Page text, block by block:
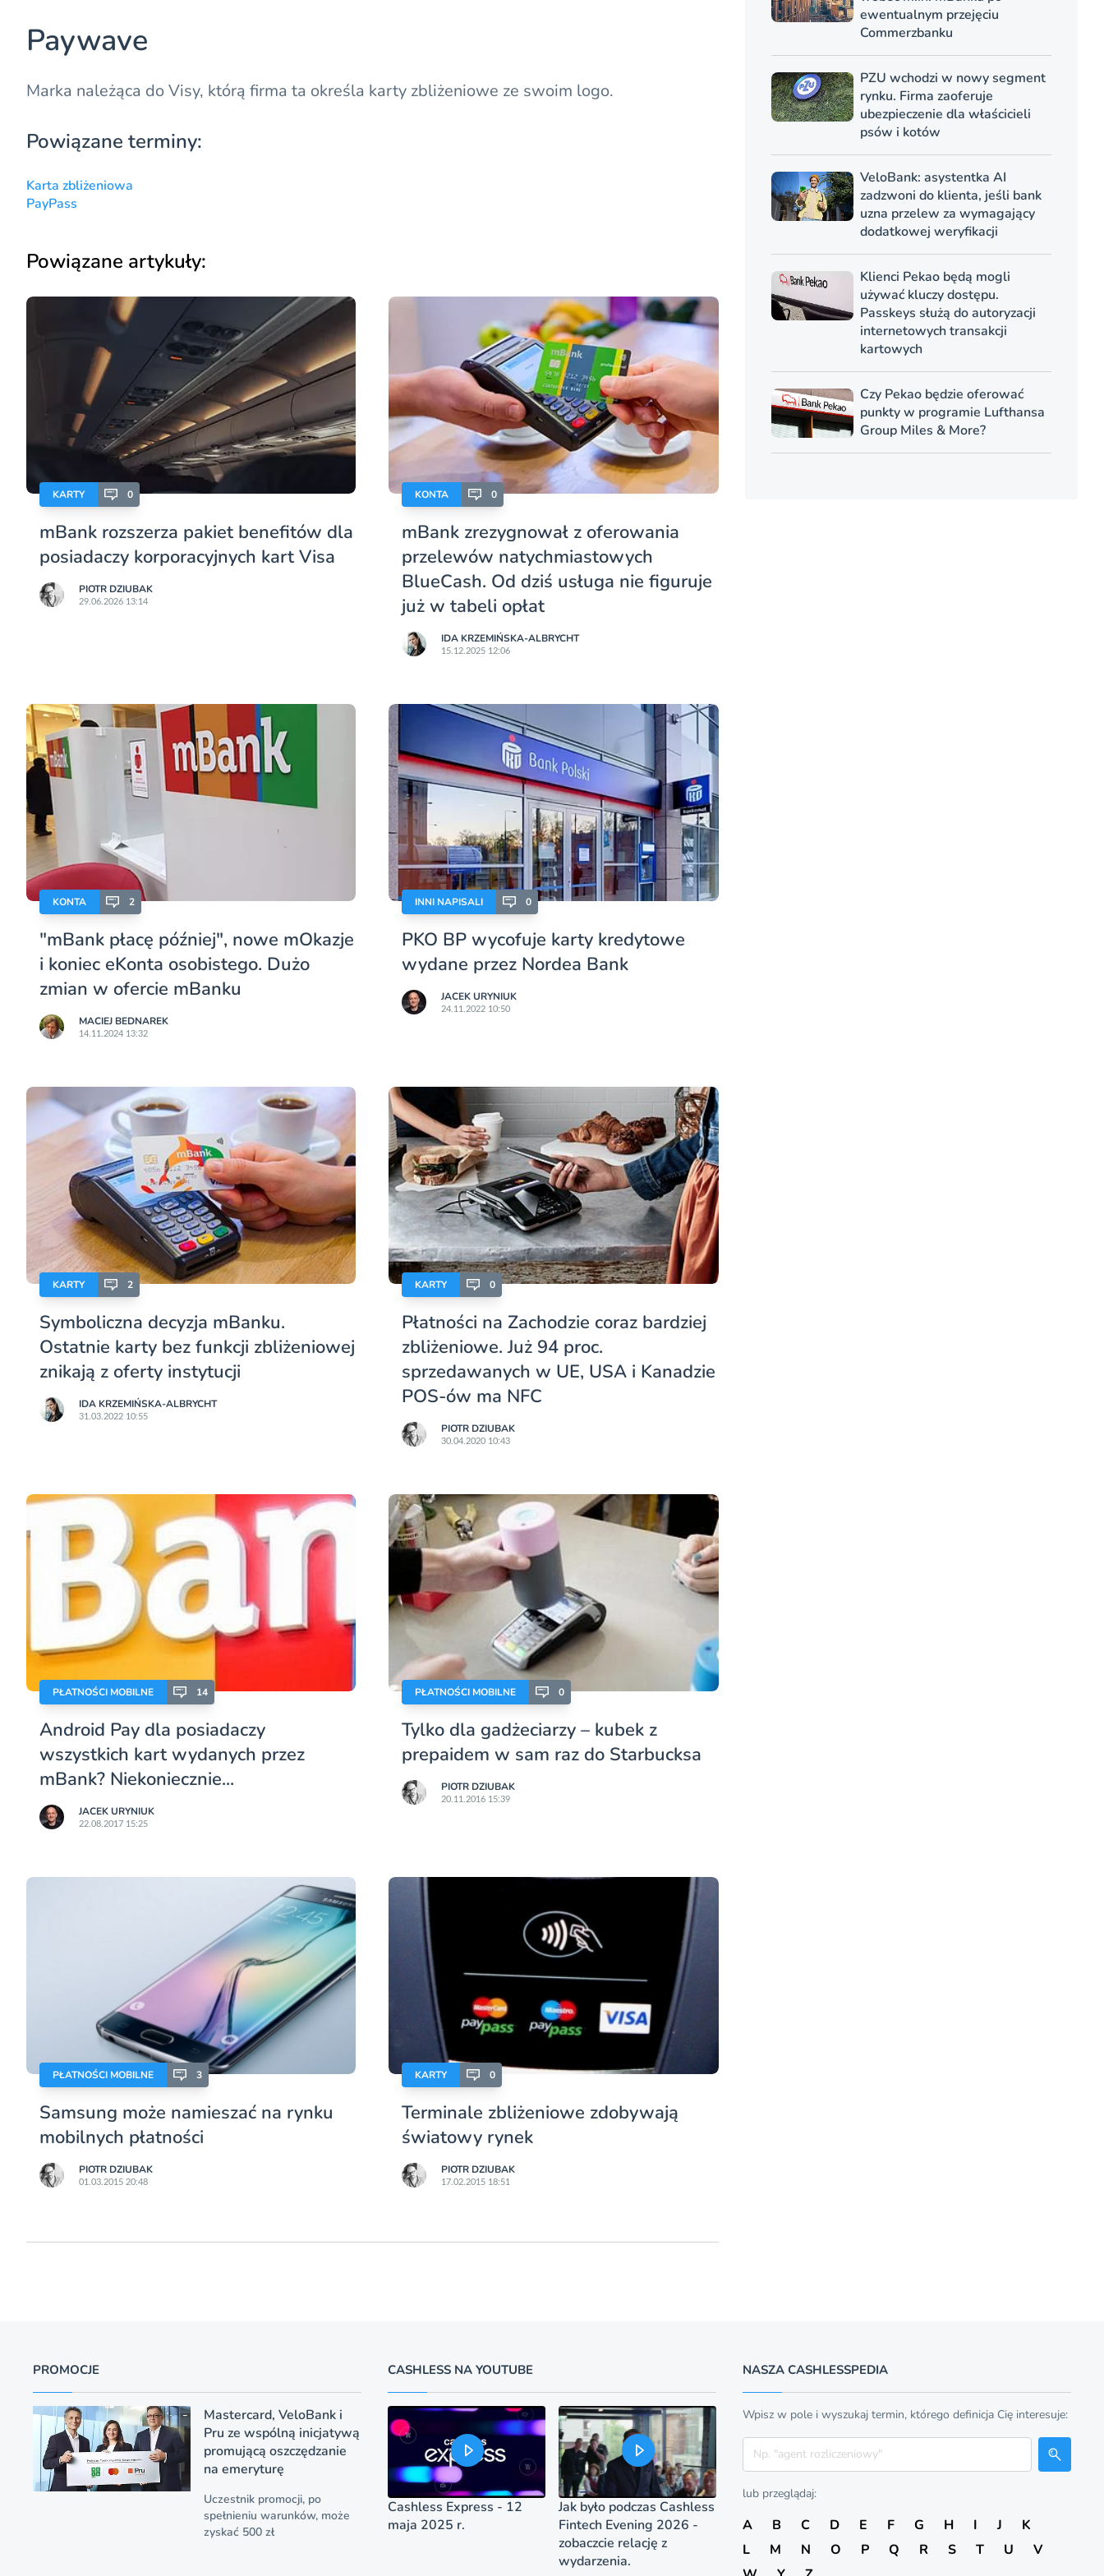
Paywave
Marka należąca do Visy, którą firma ta określa karty zbliżeniowe ze swoim logo.
Powiązane terminy:
Karta zbliżeniowa
PayPass
Powiązane artykuły:
KARTY 0
mBank rozszerza pakiet benefitów dla
posiadaczy korporacyjnych kart Visa
PIOTR DZIUBAK
29.06.2026 13:14
KONTA 0
mBank zrezygnował z oferowania
przelewów natychmiastowych
BlueCash. Od dziś usługa nie figuruje
już w tabeli opłat
IDA KRZEMIŃSKA-ALBRYCHT
15.12.2025 12:06
KONTA 2
"mBank płacę później", nowe mOkazje
i koniec eKonta osobistego. Dużo
zmian w ofercie mBanku
MACIEJ BEDNAREK
14.11.2024 13:32
INNI NAPISALI 0
PKO BP wycofuje karty kredytowe
wydane przez Nordea Bank
JACEK URYNIUK
24.11.2022 10:50
KARTY 2
Symboliczna decyzja mBanku.
Ostatnie karty bez funkcji zbliżeniowej
znikają z oferty instytucji
IDA KRZEMIŃSKA-ALBRYCHT
31.03.2022 10:55
KARTY 0
Płatności na Zachodzie coraz bardziej
zbliżeniowe. Już 94 proc.
sprzedawanych w UE, USA i Kanadzie
POS-ów ma NFC
PIOTR DZIUBAK
30.04.2020 10:43
PŁATNOŚCI MOBILNE 14
Android Pay dla posiadaczy
wszystkich kart wydanych przez
mBank? Niekoniecznie...
JACEK URYNIUK
22.08.2017 15:25
PŁATNOŚCI MOBILNE 0
Tylko dla gadżeciarzy – kubek z
prepaidem w sam raz do Starbucksa
PIOTR DZIUBAK
20.11.2016 15:39
PŁATNOŚCI MOBILNE 3
Samsung może namieszać na rynku
mobilnych płatności
PIOTR DZIUBAK
01.03.2015 20:48
KARTY 0
Terminale zbliżeniowe zdobywają
światowy rynek
PIOTR DZIUBAK
17.02.2015 18:51
ewentualnym przejęciu
Commerzbanku
PZU wchodzi w nowy segment
rynku. Firma zaoferuje
ubezpieczenie dla właścicieli
psów i kotów
VeloBank: asystentka AI
zadzwoni do klienta, jeśli bank
uzna przelew za wymagający
dodatkowej weryfikacji
Klienci Pekao będą mogli
używać kluczy dostępu.
Passkeys służą do autoryzacji
internetowych transakcji
kartowych
Czy Pekao będzie oferować
punkty w programie Lufthansa
Group Miles & More?
PROMOCJE
Mastercard, VeloBank i
Pru ze wspólną inicjatywą
promującą oszczędzanie
na emeryturę
Uczestnik promocji, po
spełnieniu warunków, może
zyskać 500 zł
CASHLESS NA YOUTUBE
Cashless Express - 12
maja 2025 r.
Jak było podczas Cashless
Fintech Evening 2026 -
zobaczcie relację z
wydarzenia.
NASZA CASHLESSPEDIA
Wpisz w pole i wyszukaj termin, którego definicja Cię interesuje:
Szukaj
lub przeglądaj:
A B C D E F G H I J
K
L
M N O P Q R S T U
V